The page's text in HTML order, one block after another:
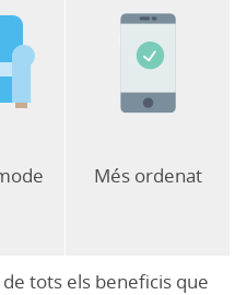
Més ordenat
tots els beneficis que